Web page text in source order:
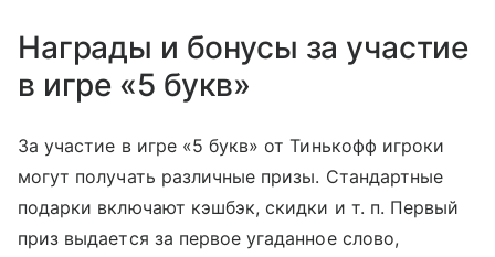
Награды и бонусы за участие
в игре «5 букв»
За участие в игре «5 букв» от Тинькофф игроки
могут получать различные призы. Стандартные
подарки включают кэшбэк, скидки и т. п. Первый
приз выдается за первое угаданное слово,